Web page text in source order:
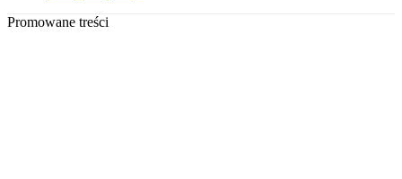
Promowane treści